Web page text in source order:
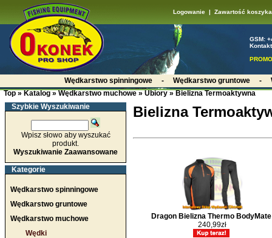
Logowanie| Zawartość koszyka
GSM:
Wędkarstwo spinningowe - Wędkarstwo gruntowe -
Top » Katalog » Wędkarstwo muchowe » Ubiory » Bielizna Termoaktywna
Szybkie Wyszukiwanie
Wpisz słowo aby wyszukać
produkt.
Wyszukiwanie Zaawansowane
Kategorie
Wędkarstwo spinningowe
Wędkarstwo gruntowe
Wędkarstwo muchowe
Wędki
Bielizna
Dragon Bielizna Thermo BodyMate
240,99zł